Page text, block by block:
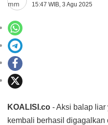
15:47 WIB, 3 Agu 2025
KOALISI.co - Aksi balap liar
kembali berhasil digagalkan